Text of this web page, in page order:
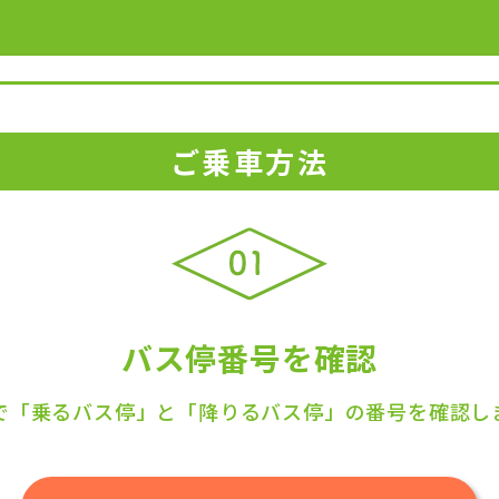
ご乗車方法
バス停番号を確認
「乗るバス停」と「降りるバス停」の番号を確認し